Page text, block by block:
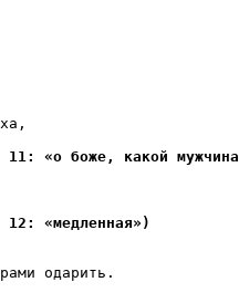
11: «о боже, какой
12: «медленная»)
одарить.